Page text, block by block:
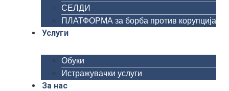
СЕЛДИ
ПЛАТФОРМА за борба против корупција
Услуги
Обуки
Истражувачки услуги
За нас